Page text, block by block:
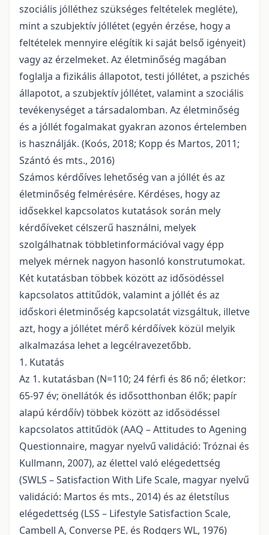
szociális jólléthez szükséges feltételek megléte),
mint a szubjektív jóllétet (egyén érzése, hogy a
feltételek mennyire elégítik ki saját belső igényeit)
vagy az érzelmeket. Az életminőség magában
foglalja a fizikális állapotot, testi jóllétet, a pszichés
állapotot, a szubjektív jóllétet, valamint a szociális
tevékenységet a társadalomban. Az életminőség
és a jóllét fogalmakat gyakran azonos értelemben
is használják. (Koós, 2018; Kopp és Martos, 2011;
Szántó és mts., 2016)
Számos kérdőíves lehetőség van a jóllét és az
életminőség felmérésére. Kérdéses, hogy az
idősekkel kapcsolatos kutatások során mely
kérdőíveket célszerű használni, melyek
szolgálhatnak többletinformációval vagy épp
melyek mérnek nagyon hasonló konstrutumokat.
Két kutatásban többek között az idősödéssel
kapcsolatos attitűdök, valamint a jóllét és az
időskori életminőség kapcsolatát vizsgáltuk, illetve
azt, hogy a jóllétet mérő kérdőívek közül melyik
alkalmazása lehet a legcélravezetőbb.
1. Kutatás
Az 1. kutatásban (N=110; 24 férfi és 86 nő; életkor:
65-97 év; önellátók és idősotthonban élők; papír
alapú kérdőív) többek között az idősödéssel
kapcsolatos attitűdök (AAQ – Attitudes to Agening
Questionnaire, magyar nyelvű validáció: Tróznai és
Kullmann, 2007), az élettel való elégedettség
(SWLS – Satisfaction With Life Scale, magyar nyelvű
validáció: Martos és mts., 2014) és az életstílus
elégedettség (LSS – Lifestyle Satisfaction Scale,
Cambell A, Converse PE. és Rodgers WL, 1976)